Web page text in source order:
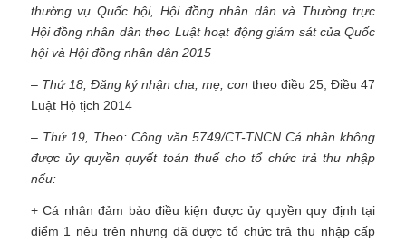
thường vụ Quốc hội, Hội đồng nhân dân và Thường trực
Hội đồng nhân dân theo Luật hoạt động giám sát của Quốc
hội và Hội đồng nhân dân 2015
– Thứ 18, Đăng ký nhận cha, mẹ, contheo điều 25, Điều 47
Luật Hộ tịch 2014
– Thứ 19, Theo: Công văn 5749/CT-TNCN Cá nhân không
được ủy quyền quyết toán thuế cho tổ chức trả thu nhập
nếu:
+ Cá nhân đảm bảo điều kiện được ủy quyền quy định tại
điểm 1 nêu trên nhưng đã được tổ chức trả thu nhập cấp